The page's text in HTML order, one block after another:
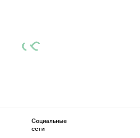
Социальные
сети